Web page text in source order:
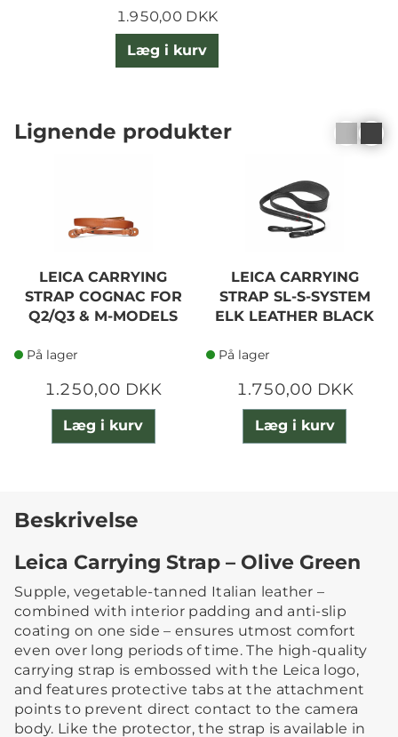
1.950,00 DKK
Læg i kurv
Lignende produkter
LEICA CARRYING
STRAP COGNAC FOR
Q2/Q3 & M-MODELS
På lager
1.250,00 DKK
Læg i kurv
LEICA CARRYING
STRAP SL-S-SYSTEM
ELK LEATHER BLACK
På lager
1.750,00 DKK
Læg i kurv
Beskrivelse
Leica Carrying Strap – Olive Green
Supple, vegetable-tanned Italian leather –
combined with interior padding and anti-slip
coating on one side – ensures utmost comfort
even over long periods of time. The high-quality
carrying strap is embossed with the Leica logo,
and features protective tabs at the attachment
points to prevent direct contact to the camera
body. Like the protector, the strap is available in